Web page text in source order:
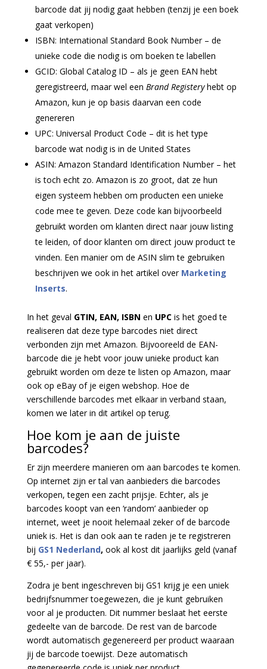
barcode dat jij nodig gaat hebben (tenzij je een boek
gaat verkopen)
ISBN: International Standard Book Number – de
unieke code die nodig is om boeken te labellen
GCID: Global Catalog ID – als je geen EAN hebt
geregistreerd, maar wel een Brand Registeryhebt op
Amazon, kun je op basis daarvan een code
genereren
UPC: Universal Product Code – dit is het type
barcode wat nodig is in de United States
ASIN: Amazon Standard Identification Number – het
is toch echt zo. Amazon is zo groot, dat ze hun
eigen systeem hebben om producten een unieke
code mee te geven. Deze code kan bijvoorbeeld
gebruikt worden om klanten direct naar jouw listing
te leiden, of door klanten om direct jouw product te
vinden. Een manier om de ASIN slim te gebruiken
beschrijven we ook in het artikel over Marketing
Inserts.
In het geval GTIN, EAN, ISBN en UPCis het goed te
realiseren dat deze type barcodes niet direct
verbonden zijn met Amazon. Bijvooreeld de EAN-
barcode die je hebt voor jouw unieke product kan
gebruikt worden om deze te listen op Amazon, maar
ook op eBay of je eigen webshop. Hoe de
verschillende barcodes met elkaar in verband staan,
komen we later in dit artikel op terug.
Hoe kom je aan de juiste
barcodes?
Er zijn meerdere manieren om aan barcodes te komen.
Op internet zijn er tal van aanbieders die barcodes
verkopen, tegen een zacht prijsje. Echter, als je
barcodes koopt van een ‘random’ aanbieder op
internet, weet je nooit helemaal zeker of de barcode
uniek is. Het is dan ook aan te raden je te registreren
bij GS1 Nederland, ook al kost dit jaarlijks geld (vanaf
€ 55,- per jaar).
Zodra je bent ingeschreven bij GS1 krijg je een uniek
bedrijfsnummer toegewezen, die je kunt gebruiken
voor al je producten. Dit nummer beslaat het eerste
gedeelte van de barcode. De rest van de barcode
wordt automatisch gegenereerd per product waaraan
jij de barcode toewijst. Deze automatisch